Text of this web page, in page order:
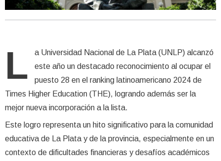
L
a Universidad Nacional de La Plata (UNLP) alcanzó
este año un destacado reconocimiento al ocupar el
puesto 28 en el ranking latinoamericano 2024 de
Times Higher Education (THE), logrando además ser la
mejor nueva incorporación a la lista.
Este logro representa un hito significativo para la comunidad
educativa de La Plata y de la provincia, especialmente en un
contexto de dificultades financieras y desafíos académicos